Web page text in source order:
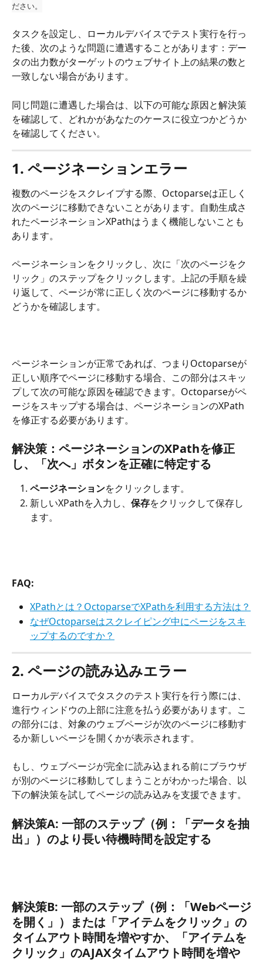
ださい。
タスクを設定し、ローカルデバイスでテスト実行を行っ
た後、次のような問題に遭遇することがあります：デー
タの出力数がターゲットのウェブサイト上の結果の数と
一致しない場合があります。
同じ問題に遭遇した場合は、以下の可能な原因と解決策
を確認して、どれかがあなたのケースに役立つかどうか
を確認してください。
1. ページネーションエラー
複数のページをスクレイプする際、Octoparseは正しく
次のページに移動できないことがあります。自動生成さ
れたページネーションXPathはうまく機能しないことも
あります。
ページネーションをクリックし、次に「次のページをク
リック」のステップをクリックします。上記の手順を繰
り返して、ページが常に正しく次のページに移動するか
どうかを確認します。
ページネーションが正常であれば、つまりOctoparseが
正しい順序でページに移動する場合、この部分はスキッ
プして次の可能な原因を確認できます。Octoparseがペ
ージをスキップする場合は、ページネーションのXPath
を修正する必要があります。
解決策：ページネーションのXPathを修正
し、「次へ」ボタンを正確に特定する
ページネーションをクリックします。
新しいXPathを入力し、 保存をクリックして保存し
ます。
FAQ:
XPathとは？OctoparseでXPathを利用する方法は？
なぜOctoparseはスクレイピング中にページをスキ
ップするのですか？
2. ページの読み込みエラー
ローカルデバイスでタスクのテスト実行を行う際には、
進行ウィンドウの上部に注意を払う必要があります。こ
の部分には、対象のウェブページが次のページに移動す
るか新しいページを開くかが表示されます。
もし、ウェブページが完全に読み込まれる前にブラウザ
が別のページに移動してしまうことがわかった場合、以
下の解決策を試してページの読み込みを支援できます。
解決策A: 一部のステップ（例：「データを抽
出」）のより長い待機時間を設定する
解決策B: 一部のステップ（例：「Webページ
を開く」）または「アイテムをクリック」の
タイムアウト時間を増やすか、「アイテムを
クリック」のAJAXタイムアウト時間を増や